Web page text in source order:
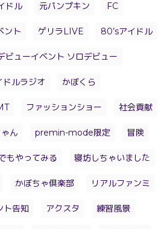
ドル 元パンプキン FC
ント ゲリラLIVE 80’sアイドル
ビューイベント ソロデビュー
ドルラジオ かぼくら
ファッションショー 社会貢献
ん premin-mode限定 冒険
もやってみる 寝坊しちゃいました
かぼちゃ倶楽部 リアルファンミ
ト告知 アクスタ 練習風景